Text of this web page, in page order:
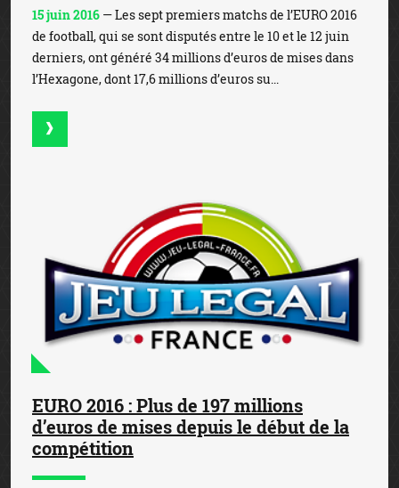
15 juin 2016 — Les sept premiers matchs de l’EURO 2016
de football, qui se sont disputés entre le 10 et le 12 juin
derniers, ont généré 34 millions d’euros de mises dans
l’Hexagone, dont 17,6 millions d’euros su...
EURO 2016 : Plus de 197 millions
d’euros de mises depuis le début de la
compétition